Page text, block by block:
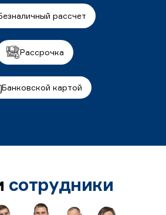
рассчет
Рассрочка
Банковской картой
сотрудники